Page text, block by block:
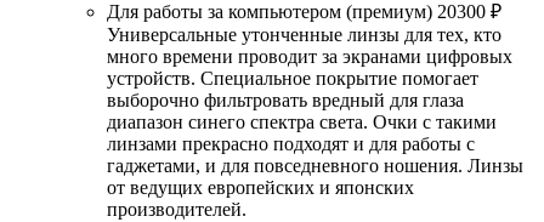
Для работы за компьютером (премиум) 20300 ₽
Универсальные утонченные линзы для тех, кто
много времени проводит за экранами цифровых
устройств. Специальное покрытие помогает
выборочно фильтровать вредный для глаза
диапазон синего спектра света. Очки с такими
линзами прекрасно подходят и для работы с
гаджетами, и для повседневного ношения. Линзы
от ведущих европейских и японских
производителей.